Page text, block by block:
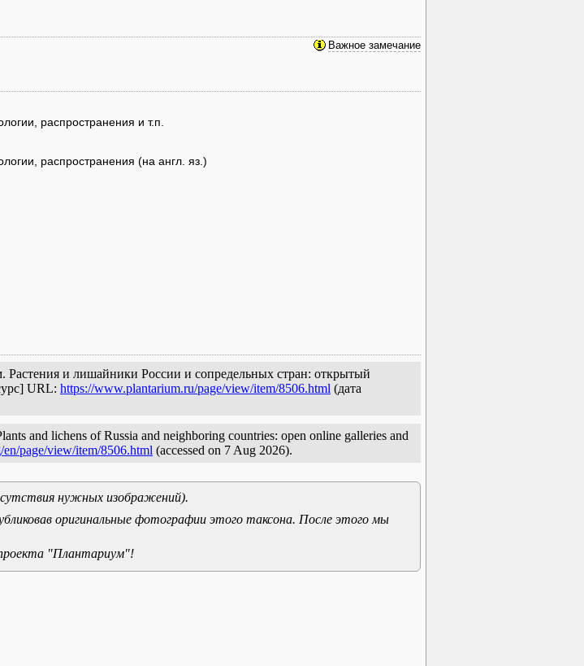
Важное замечание
распространения и т.п.
распространения (на англ. яз.)
и лишайники России и сопредельных стран: открытый
URL: https://www.plantarium.ru/page/view/item/8506.html (дата
and lichens of Russia and neighboring countries: open online galleries and
page/view/item/8506.html (accessed on 7 Aug 2026).
нужных изображений).
оригинальные фотографии этого таксона. После этого мы
"Плантариум"!